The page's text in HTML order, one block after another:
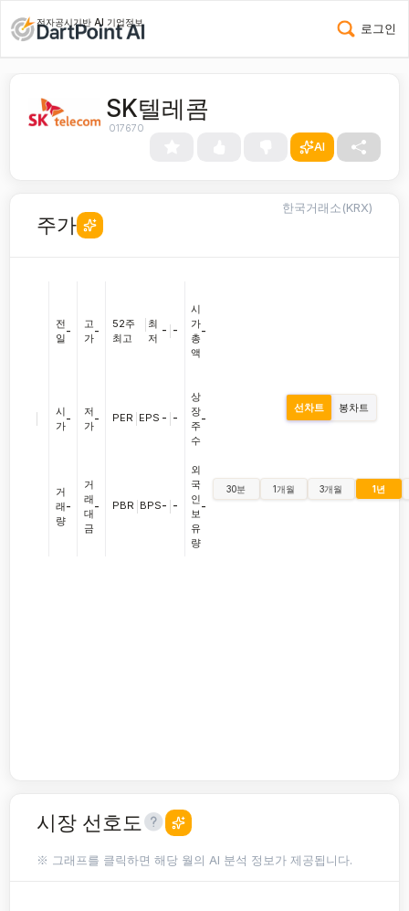
전자공시기반 AI 기업정보 로그인
SK텔레콤
017670
AI
주가
한국거래소(KRX)
전
일
-
시
가
-
거
래
량
-
고
가
-
저
가
-
거
래
대
금
-
52주
최고
최
저
- -
PER EPS - -
PBR BPS- -
시
가
총
액
-
상
장
주
수
-
외
국
인
보
유
량
-
선차트 봉차트
30분 1개월 3개월 1년
시장 선호도
※ 그래프를 클릭하면 해당 월의 AI 분석 정보가 제공됩니다.